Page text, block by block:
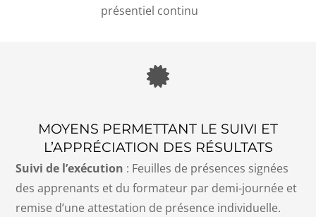
présentiel continu
MOYENS PERMETTANT LE SUIVI ET
L’APPRÉCIATION DES RÉSULTATS
Suivi de l’exécution : Feuilles de présences signées
des apprenants et du formateur par demi-journée et
remise d’une attestation de présence individuelle.